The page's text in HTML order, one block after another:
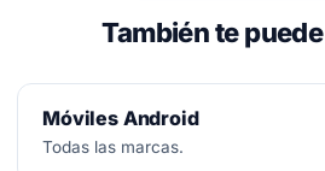
También te
Móviles Android
Todas las marcas.